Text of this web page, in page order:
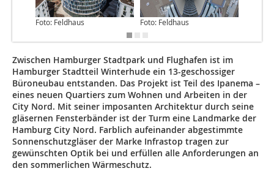
Foto: Feldhaus Foto: Feldhaus
Zwischen Hamburger Stadtpark und Flughafen ist im
Hamburger Stadtteil Winterhude ein 13-geschossiger
Büroneubau entstanden. Das Projekt ist Teil des Ipanema –
eines neuen Quartiers zum Wohnen und Arbeiten in der
City Nord. Mit seiner imposanten Architektur durch seine
gläsernen Fensterbänder ist der Turm eine Landmarke der
Hamburg City Nord. Farblich aufeinander abgestimmte
Sonnenschutzgläser der Marke Infrastop tragen zur
gewünschten Optik bei und erfüllen alle Anforderungen an
den sommerlichen Wärmeschutz.